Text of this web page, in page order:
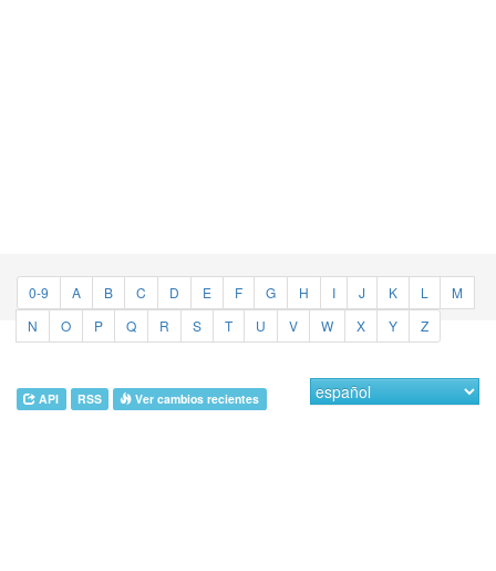
0-9 A B C D E F G H I J K L
M
N
O P Q R S T U V W X Y Z
API RSS Ver cambios recientes